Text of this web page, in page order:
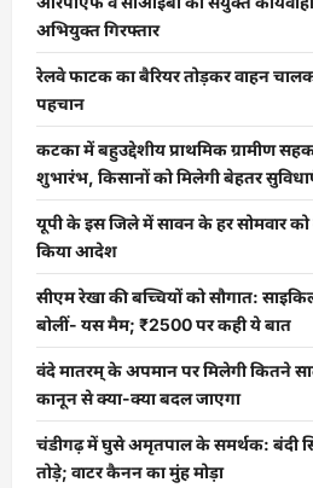
अभियुक्त गिरफ्तार
रेलवे फाटक का बैरियर तोड़कर वाहन
पहचान
कटका में बहुउद्देशीय प्राथमिक ग्रामीण
शुभारंभ, किसानों को मिलेगी बेहतर
यूपी के इस जिले में सावन के हर सोमवार
किया आदेश
सीएम रेखा की बच्चियों को सौगात:
बोलीं- यस मैम; ₹2500 पर कही ये बात
वंदे मातरम् के अपमान पर मिलेगी कितने
कानून से क्या-क्या बदल जाएगा
चंडीगढ़ में घुसे अमृतपाल के समर्थक: बंदी
तोड़े; वाटर कैनन का मुंह मोड़ा